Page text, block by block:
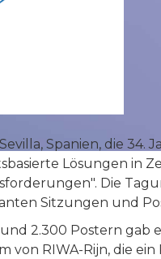
Spanien, die
Lösungen in
Die
Sitzungen und
2.300 Postern gab
von RIWA-Rijn, die